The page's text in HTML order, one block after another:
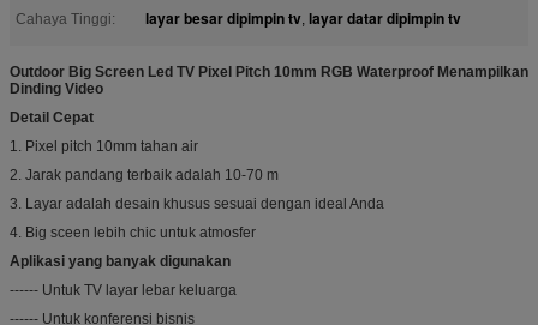
Cahaya Tinggi:
layar besar dipimpin tv, layar datar dipimpin tv
Outdoor Big Screen Led TV Pixel Pitch 10mm RGB Waterproof Menampilkan
Dinding Video
Detail Cepat
1. Pixel pitch 10mm tahan air
2. Jarak pandang terbaik adalah 10-70 m
3. Layar adalah desain khusus sesuai dengan ideal Anda
4. Big sceen lebih chic untuk atmosfer
Aplikasi yang banyak digunakan
------ Untuk TV layar lebar keluarga
------ Untuk konferensi bisnis